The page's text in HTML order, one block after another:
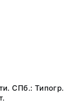
СПб.: Типогр.